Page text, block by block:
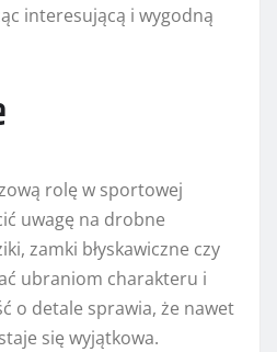
interesującą i wygodną
rolę w sportowej
uwagę na drobne
zamki błyskawiczne czy
ubraniom charakteru i
o detale sprawia, że nawet
się wyjątkowa.